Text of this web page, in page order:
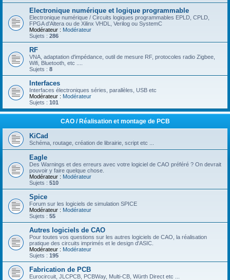
Electronique numérique et logique programmable
Electronique numérique / Circuits logiques programmables EPLD, CPLD,
FPGA d'Altera ou de Xilinx VHDL, Verilog ou SystemC
Modérateur : Modérateur
Sujets : 286
RF
VNA, adaptation d'impédance, outil de mesure RF, protocoles radio Zigbee,
Wifi, Bluetooth, etc ....
Sujets : 8
Interfaces
Interfaces électroniques séries, parallèles, USB etc
Modérateur : Modérateur
Sujets : 101
CAO / Réalisation et montage de PCB
KiCad
Schéma, routage, création de librairie, script etc ...
Eagle
Des Warnings et des erreurs avec votre logiciel de CAO préféré ? On devrait
pouvoir y faire quelque chose.
Modérateur : Modérateur
Sujets : 510
Spice
Forum sur les logiciels de simulation SPICE
Modérateur : Modérateur
Sujets : 55
Autres logiciels de CAO
Pour toutes vos questions sur les autres logiciels de CAO, la réalisation
pratique des circuits imprimés et le design d'ASIC.
Modérateur : Modérateur
Sujets : 195
Fabrication de PCB
Eurocircuit, JLCPCB, PCBWay, Multi-CB, Würth Direct etc ...